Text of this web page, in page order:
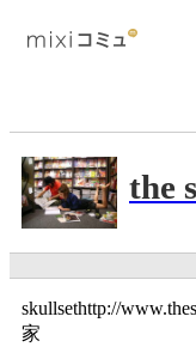
the
skullsethttp://
家